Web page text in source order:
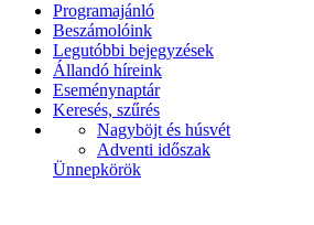
Programajánló
Beszámolóink
Legutóbbi bejegyzések
Állandó híreink
Eseménynaptár
Keresés, szűrés
Nagyböjt és húsvét
Adventi időszak
Ünnepkörök